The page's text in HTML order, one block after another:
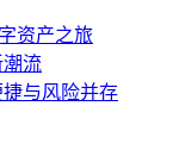
资产之旅
潮流
与风险并存